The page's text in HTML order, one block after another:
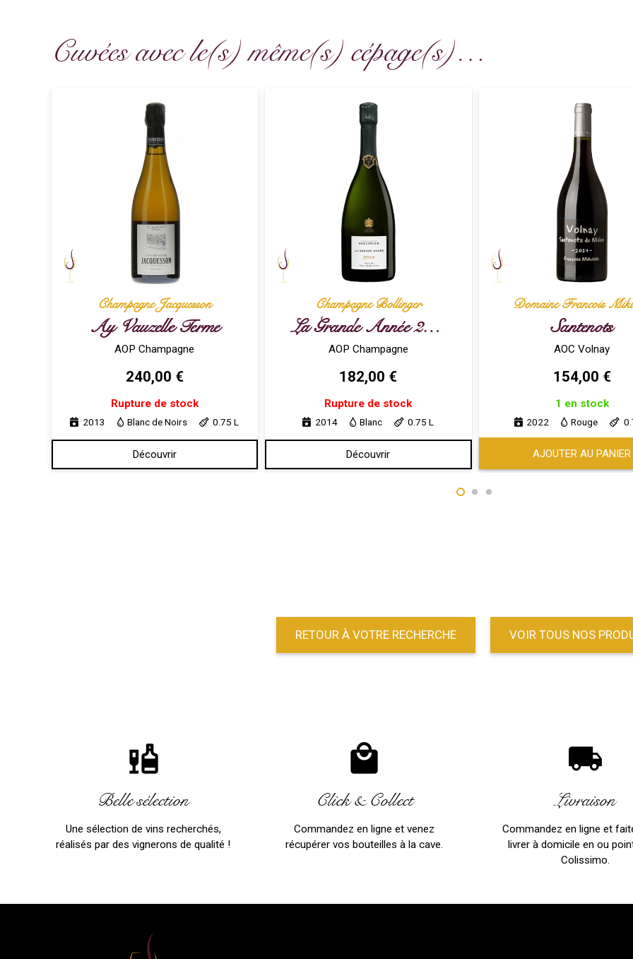
Cuvées avec le(s) même(s) cépage(s)…
Champagne Jacquesson
Ay Vauzelle Terme
AOP Champagne
240,00 €
Rupture de stock
2013 Blanc de Noirs 0.75 L
Découvrir
Champagne Bollinger
La Grande Année 2014
AOP Champagne
182,00 €
Rupture de stock
2014 Blanc 0.75 L
Découvrir
Domaine Francois
Santenots
AOC Volnay
154,00 €
1 en stock
2022 Rouge
AJOUTER AU PANIER
RETOUR À VOTRE RECHERCHE VOIR TOUS NOS
liquor
Belle sélection
Une sélection de vins recherchés,
réalisés par des vignerons de qualité !
local_mall
Click & Collect
Commandez en ligne et venez
récupérer vos bouteilles à la cave.
local_shipping
Livraison
Commandez en ligne et
livrer à domicile en ou
Colissimo.